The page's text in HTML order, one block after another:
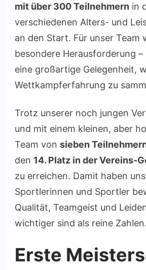
mit über 300 Teilnehmern in
verschiedenen Alters- und
an den Start. Für unser Team
besondere Herausforderung –
eine großartige Gelegenheit,
Wettkampferfahrung zu
Trotz unserer noch jungen
und mit einem kleinen, aber
Team von sieben
den 14. Platz in der Vereins-
zu erreichen. Damit haben
Sportlerinnen und Sportler
Qualität, Teamgeist und
wichtiger sind als reine Zahlen.
Erste